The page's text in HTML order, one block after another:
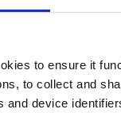
to ensure it
to collect and
and device